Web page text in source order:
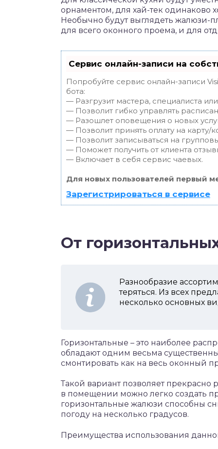
орнаментом, для хай-тек
Необычно будут выглядеть жалюзи-
для всего оконного проема, и для
Сервис онлайн-записи на
Попробуйте сервис онлайн-записи
бота:
— Разгрузит мастера, специалиста
— Позволит гибко управлять
— Разошлет оповещения о новых
— Позволит принять оплату на карту/
— Позволит записываться на
— Поможет получить от клиента
— Включает в себя сервис чаевых.
Для новых пользователей первый
Зарегистрироваться в сервисе
От
Разнообразие
теряться. Из всех
несколько основных
Горизонтальные – это наиболее
обладают одним весьма
смонтировать как на весь оконный
Такой вариант позволяет прекрасно
в помещении можно легко создать
горизонтальные жалюзи способны
погоду на несколько градусов.
Преимущества использования